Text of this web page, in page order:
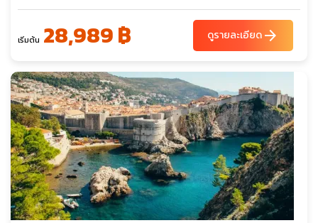
เริ่มต้น 28,989 ฿ ดูรายละเอียดarrow_forward